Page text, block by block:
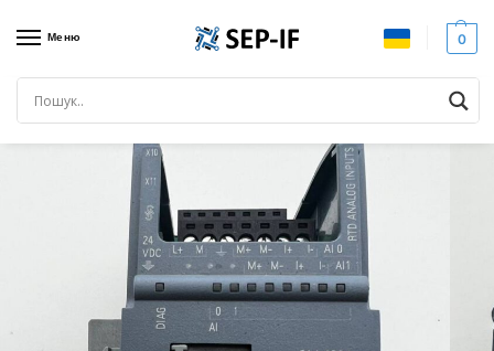
Меню 0
Головна SIEMENS 6ES7 231-5pd32-0XB0. Модуль аналогових та цифрових входів. Вживаний